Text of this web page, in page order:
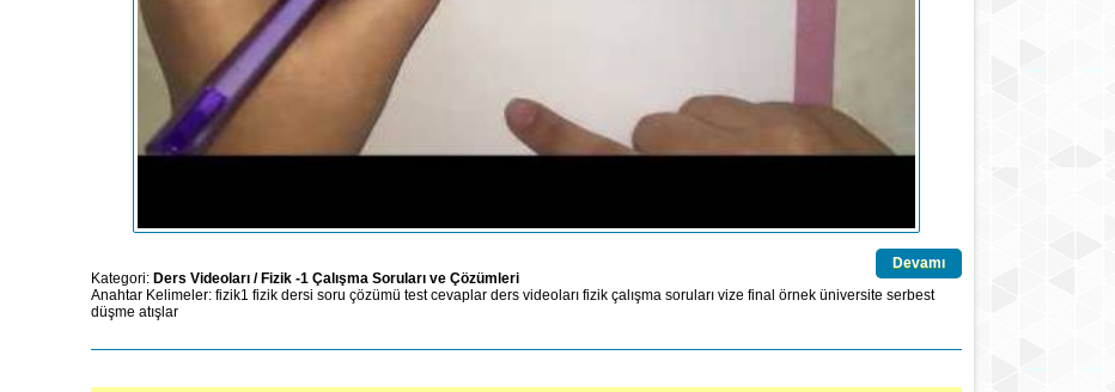
Devamı
Kategori: Ders Videoları /Fizik -1 Çalışma Soruları ve Çözümleri
Anahtar Kelimeler: fizik1 fizik dersi soru çözümü test cevaplar ders videoları fizik çalışma soruları vize final örnek üniversite serbest
düşme atışlar